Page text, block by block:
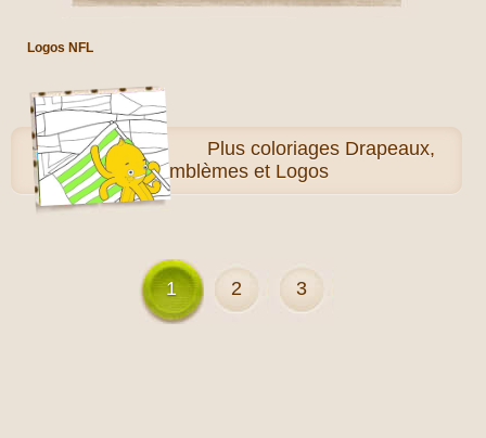
Logos NFL
Plus coloriages Drapeaux,
Emblèmes et Logos
1 2 3